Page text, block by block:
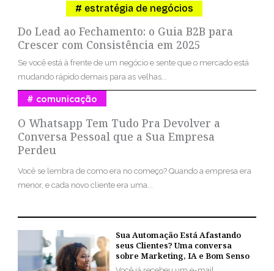
Do Lead ao Fechamento: o Guia B2B para
Crescer com Consistência em 2025
estratégia de negócios
Se você está à frente de um negócio e sente que o mercado está
mudando rápido demais para as velhas...
O Whatsapp Tem Tudo Pra Devolver a
Conversa Pessoal que a Sua Empresa
Perdeu
comunicação
Você se lembra de como era no começo? Quando a empresa era
menor, e cada novo cliente era uma...
Sua Automação Está Afastando
seus Clientes? Uma conversa
sobre Marketing, IA e Bom Senso